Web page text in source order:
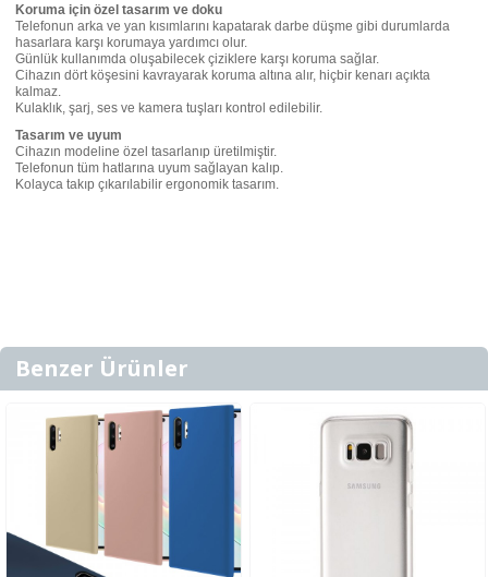
Koruma için özel tasarım ve doku
Telefonun arka ve yan kısımlarını kapatarak darbe düşme gibi durumlarda
hasarlara karşı korumaya yardımcı olur.
Günlük kullanımda oluşabilecek çiziklere karşı koruma sağlar.
Cihazın dört köşesini kavrayarak koruma altına alır, hiçbir kenarı açıkta
kalmaz.
Kulaklık, şarj, ses ve kamera tuşları kontrol edilebilir.
Tasarım ve uyum
Cihazın modeline özel tasarlanıp üretilmiştir.
Telefonun tüm hatlarına uyum sağlayan kalıp.
Kolayca takıp çıkarılabilir ergonomik tasarım.
Benzer Ürünler